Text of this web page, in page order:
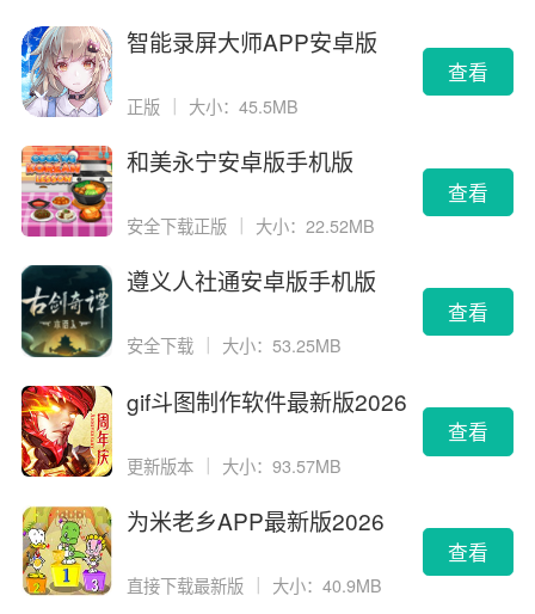
智能录屏大师APP安卓版
正版 ｜ 大小：45.5MB
查看
和美永宁安卓版手机版
安全下载正版 大小：22.52MB
查看
遵义人社通安卓版手机版
安全下载 大小：53.25MB
查看
gif斗图制作软件最新版2026
更新版本 ｜ 大小：93.57MB
查看
为米老乡APP最新版2026
直接下载最新版 大小：40.9MB
查看